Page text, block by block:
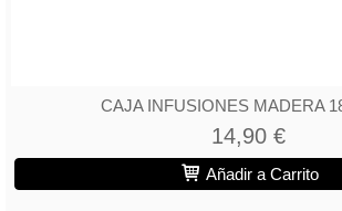
CAJA INFUSIONES MADERA
14,90 €
Añadir a Carrito